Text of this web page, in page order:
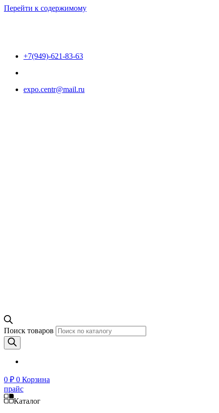
Перейти к содержимому
+7(949)-621-83-63
expo.centr@mail.ru
Поиск товаров
0 ₽ 0 Корзина
прайс
Каталог